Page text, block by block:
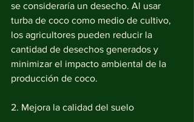
se consideraría un desecho. Al usar
turba de coco como medio de cultivo,
los agricultores pueden reducir la
cantidad de desechos generados y
minimizar el impacto ambiental de la
producción de coco.
2. Mejora la calidad del suelo